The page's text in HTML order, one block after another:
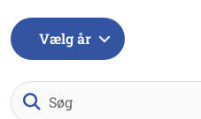
Vælg år